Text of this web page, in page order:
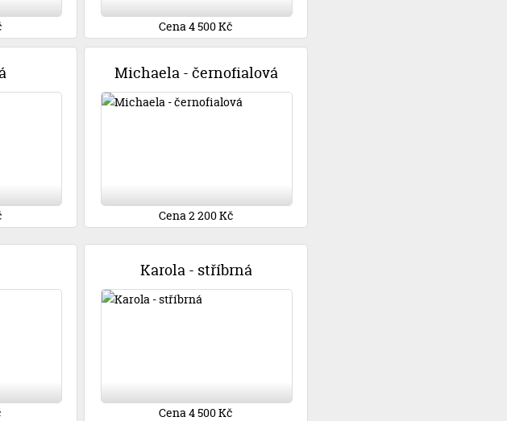
Cena 4 500 Kč
Michaela - černofialová
Cena 2 200 Kč
Karola - stříbrná
Cena 4 500 Kč